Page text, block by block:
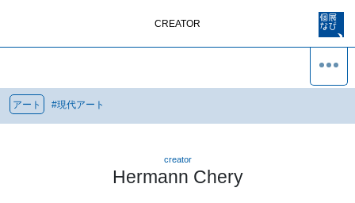
CREATOR
アート #現代アート
creator
Hermann Chery